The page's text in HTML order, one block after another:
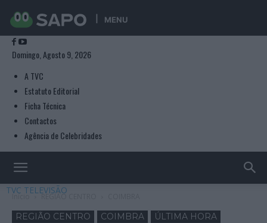
MENU
Domingo, Agosto 9, 2026
A TVC
Estatuto Editorial
Ficha Técnica
Contactos
Agência de Celebridades
TVC TELEVISÃO
Início REGIÃO CENTRO
REGIÃO CENTRO COIMBRA
ÚLTIMA HORA